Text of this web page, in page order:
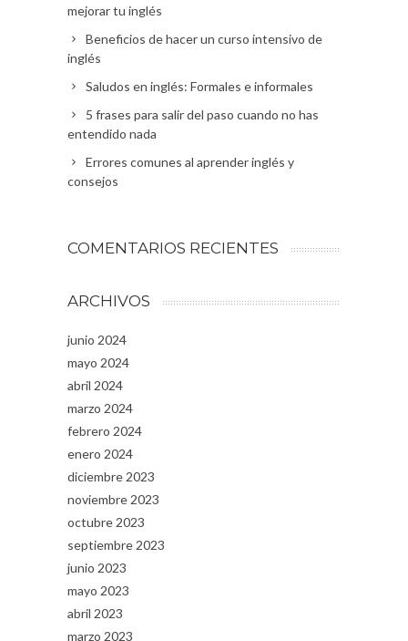
mejorar tu inglés
Beneficios de hacer un curso intensivo de
inglés
Saludos en inglés: Formales e informales
5 frases para salir del paso cuando no has
entendido nada
Errores comunes al aprender inglés y
consejos
COMENTARIOS RECIENTES
ARCHIVOS
junio 2024
mayo 2024
abril 2024
marzo 2024
febrero 2024
enero 2024
diciembre 2023
noviembre 2023
octubre 2023
septiembre 2023
junio 2023
mayo 2023
abril 2023
marzo 2023